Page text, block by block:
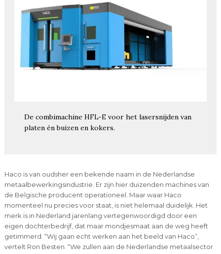
De combimachine HFL-E voor het lasersnijden van
platen én buizen en kokers.
Haco is van oudsher een bekende naam in de Nederlandse
metaalbewerkingsindustrie. Er zijn hier duizenden machines van
de Belgische producent operationeel. Maar waar Haco
momenteel nu precies voor staat, is niet helemaal duidelijk. Het
merk is in Nederland jarenlang vertegenwoordigd door een
eigen dochterbedrijf, dat maar mondjesmaat aan de weg heeft
getimmerd. “Wij gaan echt werken aan het beeld van Haco”,
vertelt Ron Besten. “We zullen aan de Nederlandse metaalsector